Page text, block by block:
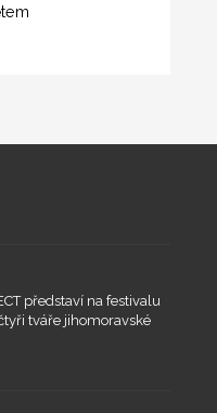
představí na festivalu
tváře jihomoravské